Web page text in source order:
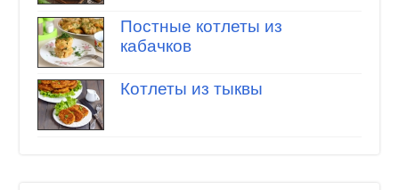
Постные котлеты из
кабачков
Котлеты из тыквы